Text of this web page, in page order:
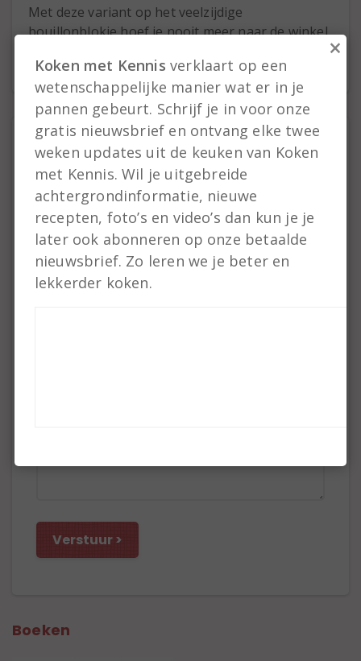
Met deze variant op het veelzijdige
bouillonblokje hoef je nooit meer naar de winkel
Reactie
Plaats hier uw reactie
Boeken
Koken met Kennis verklaart op een
wetenschappelijke manier wat er in je
pannen gebeurt. Schrijf je in voor onze
gratis nieuwsbrief en ontvang elke twee
weken updates uit de keuken van Koken
met Kennis. Wil je uitgebreide
achtergrondinformatie, nieuwe
recepten, foto’s en video’s dan kun je je
later ook abonneren op onze betaalde
nieuwsbrief. Zo leren we je beter en
lekkerder koken.
×